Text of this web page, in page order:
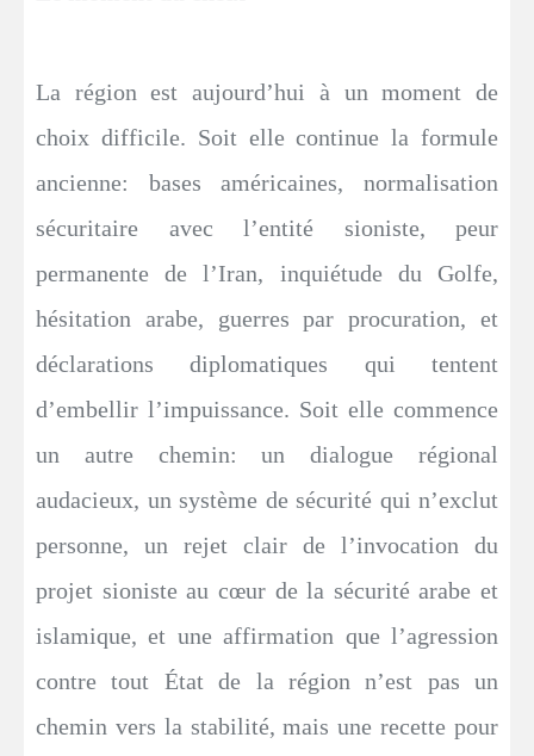
La région est aujourd’hui à un moment de
choix difficile. Soit elle continue la formule
ancienne: bases américaines, normalisation
sécuritaire avec l’entité sioniste, peur
permanente de l’Iran, inquiétude du Golfe,
hésitation arabe, guerres par procuration, et
déclarations diplomatiques qui tentent
d’embellir l’impuissance. Soit elle commence
un autre chemin: un dialogue régional
audacieux, un système de sécurité qui n’exclut
personne, un rejet clair de l’invocation du
projet sioniste au cœur de la sécurité arabe et
islamique, et une affirmation que l’agression
contre tout État de la région n’est pas un
chemin vers la stabilité, mais une recette pour